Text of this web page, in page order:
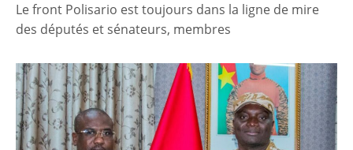
Le front Polisario est toujours dans la ligne de mire
des députés et sénateurs, membres